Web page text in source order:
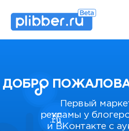
ДОБРО
Первый
рекламы у
и ВКонтакте с